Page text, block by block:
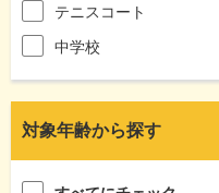
テニスコート
中学校
対象年齢から探す